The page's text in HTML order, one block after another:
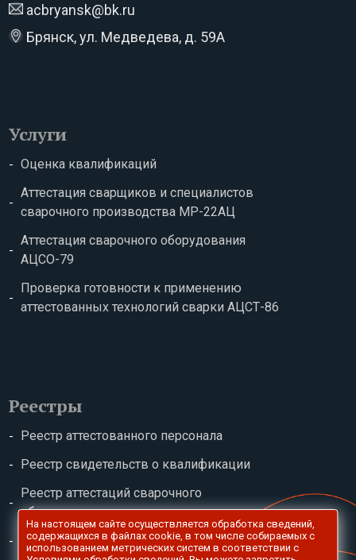
acbryansk@bk.ru
Брянск, ул. Медведева, д. 59А
Услуги
Оценка квалификаций
Аттестация сварщиков и специалистов
сварочного производства МР-22АЦ
Аттестация сварочного оборудования
АЦСО-79
Проверка готовности к применению
аттестованных технологий сварки АЦСТ-86
Реестры
Реестр аттестованного персонала
Реестр свидетельств о квалификации
Реестр аттестаций сварочного
оборудования
Реестр сварочных технологий
На настоящем сайте осуществляется обработка сведений,
содержащихся в файлах сookie, в том числе собираемых с
использованием метрических систем в соответствии с